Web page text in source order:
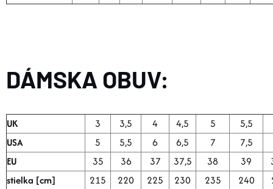
TOPÁNKY a PONOŽKY
Značky
Obchodné podmienky
Podmienky ochrany osobných údajov
Doprava a platba
Kontakty
Veľkostné tabuľky
Výmena a vrátenie
Reklamácie
Zľavové kódy Blog Moja objednávka
DÁMSKA OBUV:
UK 3 3,5 4 4,5 5
5,5
USA
5 5,5 6 6,5 7
7,5
EU
35 36 37 37,5 38 39
stielka [cm]
215 220 225 230 235 240